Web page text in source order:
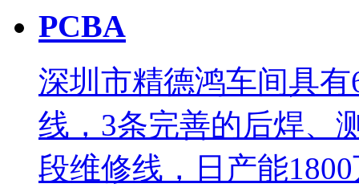
PCBA
深圳市精德鸿车间具
线，3条完善的后焊、
段维修线，日产能